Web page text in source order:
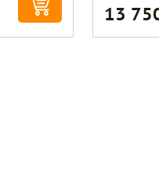
13